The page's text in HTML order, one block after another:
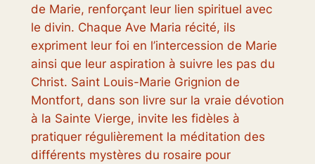
de Marie, renforçant leur lien spirituel avec
le divin. Chaque Ave Maria récité, ils
expriment leur foi en l’intercession de Marie
ainsi que leur aspiration à suivre les pas du
Christ. Saint Louis-Marie Grignion de
Montfort, dans son livre sur la vraie dévotion
à la Sainte Vierge, invite les fidèles à
pratiquer régulièrement la méditation des
différents mystères du rosaire pour